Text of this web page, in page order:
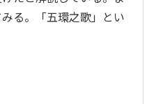
る。「五環之歌」とい